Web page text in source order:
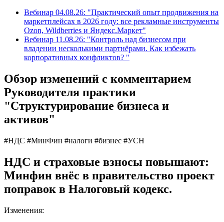
Вебинар 04.08.26: "Практический опыт продвижения на
маркетплейсах в 2026 году: все рекламные инструменты
Ozon, Wildberries и Яндекс.Маркет"
Вебинар 11.08.26: "Контроль над бизнесом при
владении несколькими партнёрами. Как избежать
корпоративных конфликтов? "
Обзор изменений с комментарием
Руководителя практики
"Структурирование бизнеса и
активов"
#НДС #МинФин #налоги #бизнес #УСН
НДС и страховые взносы повышают:
Минфин внёс в правительство проект
поправок в Налоговый кодекс.
Изменения: